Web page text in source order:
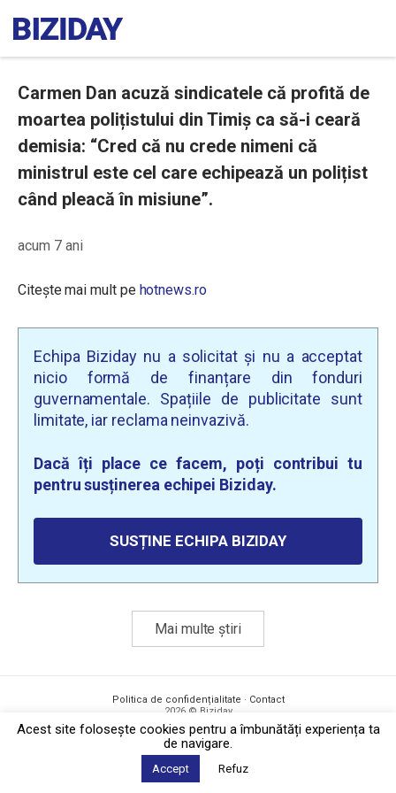
Carmen Dan acuză sindicatele că profită de
moartea polițistului din Timiș ca să-i ceară
demisia: “Cred că nu crede nimeni că
ministrul este cel care echipează un polițist
când pleacă în misiune”.
acum 7 ani
Citește mai mult pe hotnews.ro
Echipa Biziday nu a solicitat și nu a acceptat
nicio formă de finanțare din fonduri
guvernamentale. Spațiile de publicitate sunt
limitate, iar reclama neinvazivă.
Dacă îți place ce facem, poți contribui tu
pentru susținerea echipei Biziday.
SUSȚINE ECHIPA BIZIDAY
Mai multe știri
Politica de confidențialitate · Contact
2026 © Biziday
Acest site foloseşte cookies pentru a îmbunătăți experiența ta
de navigare.
Accept Refuz